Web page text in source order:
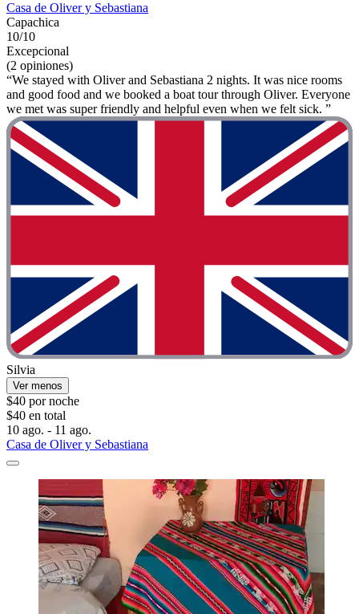
Casa de Oliver y Sebastiana
Capachica
10/10
Excepcional
(2 opiniones)
“We stayed with Oliver and Sebastiana 2 nights. It was nice rooms
and good food and we booked a boat tour through Oliver. Everyone
we met was super friendly and helpful even when we felt sick. ”
Silvia
Ver menos
$40 por noche
$40 en total
10 ago. - 11 ago.
Casa de Oliver y Sebastiana